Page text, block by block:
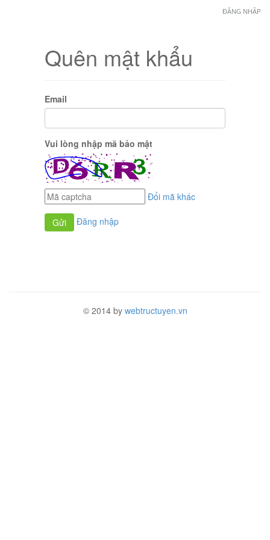
ĐĂNG NHẬP
Quên mật khẩu
Email
Vui lòng nhập mã bảo mật
Đổi mã khác
Đăng nhập
© 2014 by webtructuyen.vn